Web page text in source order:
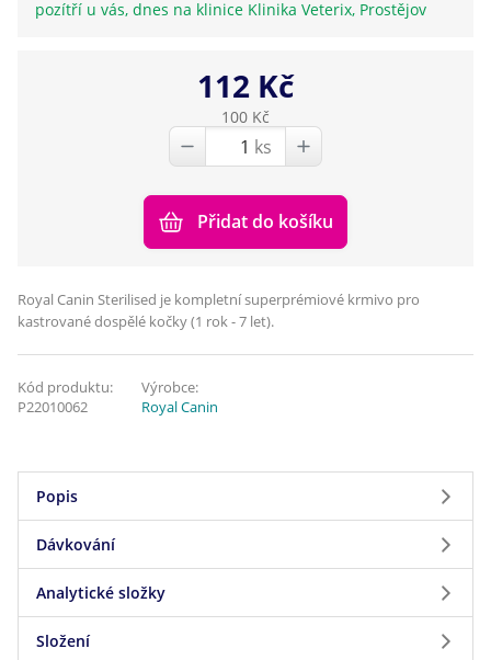
pozítří u vás, dnes na klinice Klinika Veterix, Prostějov
112 Kč
100 Kč
ks
Přidat do košíku
Royal Canin Sterilised je kompletní superprémiové krmivo pro
kastrované dospělé kočky (1 rok - 7 let).
Kód produktu:
P22010062
Výrobce:
Royal Canin
Popis
Po kastraci vaší kočky je nutné, aby přešla na
potřeby. Složení krmiva ROYAL CANIN®
Sterilised je vytvořeno tak, aby uspokojovalo
Dávkování
Dávkování
Váha
Analytické složky
Analytické složky
Složení